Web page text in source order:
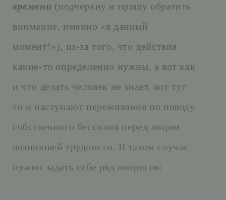
времени (подчеркну и прошу обратить
внимание, именно «в данный
момент!»), из-за того, что действия
какие-то определенно нужны, а вот как
и что делать человек не знает, вот тут
то и наступают переживания по поводу
собственного бессилия перед лицом
возникшей трудности. В таком случае
нужно задать себе ряд вопросов: